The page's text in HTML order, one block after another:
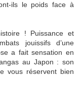
ils le poids face à
! Puissance et
jouissifs d’une
a fait sensation en
au Japon : son
vous réservent bien